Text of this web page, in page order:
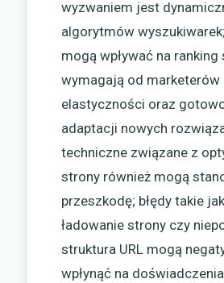
wyzwaniem jest
algorytmów
mogą wpływać na ranking
wymagają od marketerów
elastyczności oraz
adaptacji nowych
techniczne związane z
strony również mogą
przeszkodę; błędy takie
ładowanie strony czy
struktura URL mogą
wpłynąć na doświadczenia